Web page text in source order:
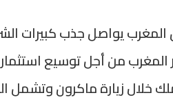
المغرب من أجل توسيع
خلال زيارة ماكرون وتشمل